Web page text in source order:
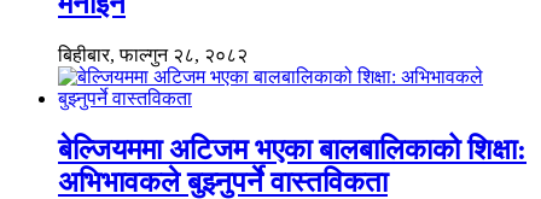
बिहीबार, फाल्गुन २८, २०८२
बेल्जियममा अटिजम भएका बालबालिकाको शिक्षा:
अभिभावकले बुझ्नुपर्ने वास्तविकता